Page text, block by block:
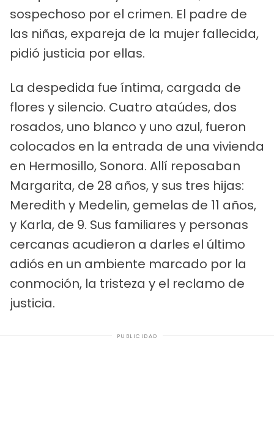
sospechoso por el crimen. El padre de
las niñas, expareja de la mujer fallecida,
pidió justicia por ellas.
La despedida fue íntima, cargada de
flores y silencio. Cuatro ataúdes, dos
rosados, uno blanco y uno azul, fueron
colocados en la entrada de una vivienda
en Hermosillo, Sonora. Allí reposaban
Margarita, de 28 años, y sus tres hijas:
Meredith y Medelin, gemelas de 11 años,
y Karla, de 9. Sus familiares y personas
cercanas acudieron a darles el último
adiós en un ambiente marcado por la
conmoción, la tristeza y el reclamo de
justicia.
PUBLICIDAD